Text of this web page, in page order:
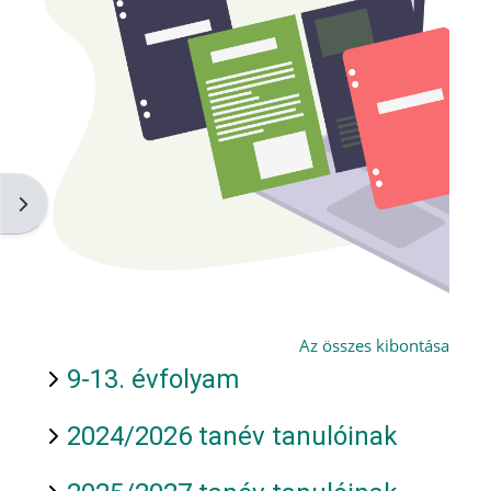
Blokkfiók nyitása
Az összes kibontása
9-13. évfolyam
2024/2026 tanév tanulóinak